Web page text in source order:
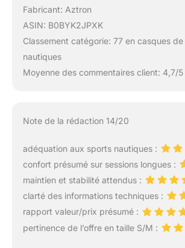
Fabricant: Aztron
ASIN: B0BYK2JPXK
Classement catégorie: 77 en casques
nautiques
Moyenne des commentaires client: 4,7/5
Note de la rédaction 14/20
adéquation aux sports nautiques :
confort présumé sur sessions longues :
maintien et stabilité attendus :
clarté des informations techniques :
rapport valeur/prix présumé :
pertinence de l’offre en taille S/M :